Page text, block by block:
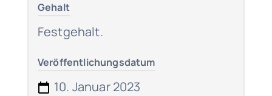
Gehalt
Festgehalt.
Veröffentlichungsdatum
10. Januar 2023